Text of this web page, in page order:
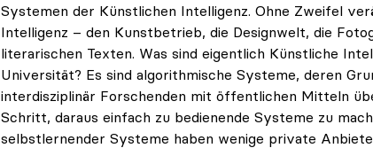
Systemen der Künstlichen Intelligenz. Ohne Zweifel
Intelligenz – den Kunstbetrieb, die Designwelt, die
literarischen Texten. Was sind eigentlich Künstliche
Universität? Es sind algorithmische Systeme, deren
interdisziplinär Forschenden mit öffentlichen Mitteln
Schritt, daraus einfach zu bedienende Systeme zu
selbstlernender Systeme haben wenige private